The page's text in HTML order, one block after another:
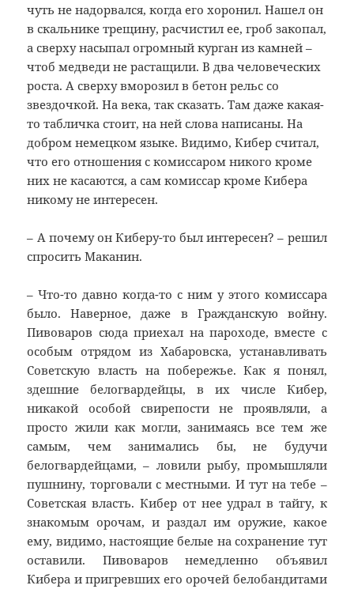
чуть не надорвался, когда его хоронил. Нашел он
в скальнике трещину, расчистил ее, гроб закопал,
а сверху насыпал огромный курган из камней –
чтоб медведи не растащили. В два человеческих
роста. А сверху вморозил в бетон рельс со
звездочкой. На века, так сказать. Там даже какая-
то табличка стоит, на ней слова написаны. На
добром немецком языке. Видимо, Кибер считал,
что его отношения с комиссаром никого кроме
них не касаются, а сам комиссар кроме Кибера
никому не интересен.
– А почему он Киберу-то был интересен? – решил
спросить Маканин.
– Что-то давно когда-то с ним у этого комиссара
было. Наверное, даже в Гражданскую войну.
Пивоваров сюда приехал на пароходе, вместе с
особым отрядом из Хабаровска, устанавливать
Советскую власть на побережье. Как я понял,
здешние белогвардейцы, в их числе Кибер,
никакой особой свирепости не проявляли, а
просто жили как могли, занимаясь все тем же
самым, чем занимались бы, не будучи
белогвардейцами, – ловили рыбу, промышляли
пушнину, торговали с местными. И тут на тебе –
Советская власть. Кибер от нее удрал в тайгу, к
знакомым орочам, и раздал им оружие, какое
ему, видимо, настоящие белые на сохранение тут
оставили. Пивоваров немедленно объявил
Кибера и пригревших его орочей белобандитами